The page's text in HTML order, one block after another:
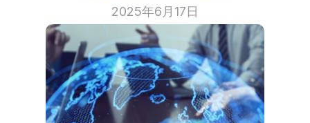
2025年6月17日